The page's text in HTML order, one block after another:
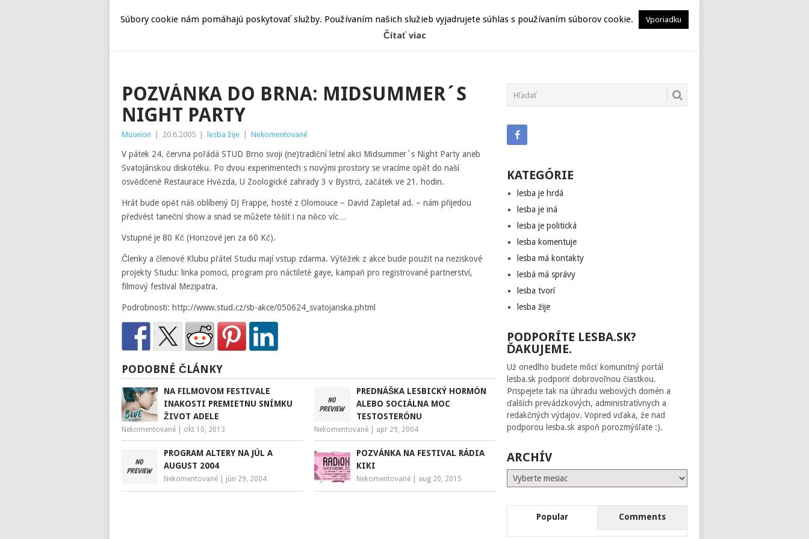
ČLÁNKY HEPY ATRIBÚT HERSTORY MUSEION
POZVÁNKA DO BRNA: MIDSUMMER´S
NIGHT PARTY
Museion 20.6.2005 lesba žije Nekomentované
V pátek 24. června pořádá STUD Brno svoji (ne)tradiční letní akci Midsummer´s Night Party aneb
Svatojánskou diskotéku. Po dvou experimentech s novými prostory se vracíme opět do naší
osvědčené Restaurace Hvězda, U Zoologické zahrady 3 v Bystrci, začátek ve 21. hodin.
Hrát bude opět náš oblíbený DJ Frappe, hosté z Olomouce – David Zapletal ad. – nám přijedou
předvést taneční show a snad se můžete těšit i na něco víc…
Vstupné je 80 Kč (Honzové jen za 60 Kč).
Členky a členové Klubu přátel Studu mají vstup zdarma. Výtěžek z akce bude použit na neziskové
projekty Studu: linka pomoci, program pro náctileté gaye, kampaň pro registrované partnerství,
filmový festival Mezipatra.
Podrobnosti: http://www.stud.cz/sb-akce/050624_svatojanska.phtml
PODOBNÉ ČLÁNKY
NA FILMOVOM FESTIVALE
INAKOSTI PREMIETNU SNÍMKU
ŽIVOT ADELE
Nekomentované okt 10, 2013
PREDNÁŠKA LESBICKÝ HORMÓN
ALEBO SOCIÁLNA MOC
TESTOSTERÓNU
Nekomentované apr 29, 2004
PROGRAM ALTERY NA JÚL A
AUGUST 2004
Nekomentované jún 29, 2004
POZVÁNKA NA FESTIVAL RÁDIA
KIKI
Nekomentované aug 20, 2015
KATEGÓRIE
lesba je hrdá
lesba je iná
lesba je politická
lesba komentuje
lesba má kontakty
lesbá má správy
lesba tvorí
lesba žije
PODPORÍTE LESBA.SK?
ĎAKUJEME.
Už onedlho budete môcť komunitný portál
lesba.sk podporiť dobrovoľnou čiastkou.
Prispejete tak na úhradu webových domén a
ďalších prevádzkových, administratívnych a
redakčných výdajov. Vopred vďaka, že nad
podporou lesba.sk aspoň porozmýšľate :).
ARCHÍV
Archív
Popular Comments
Súbory cookie nám pomáhajú poskytovať služby. Používaním našich služieb vyjadrujete súhlas s používaním súborov cookie. Vporiadku
Čítať viac